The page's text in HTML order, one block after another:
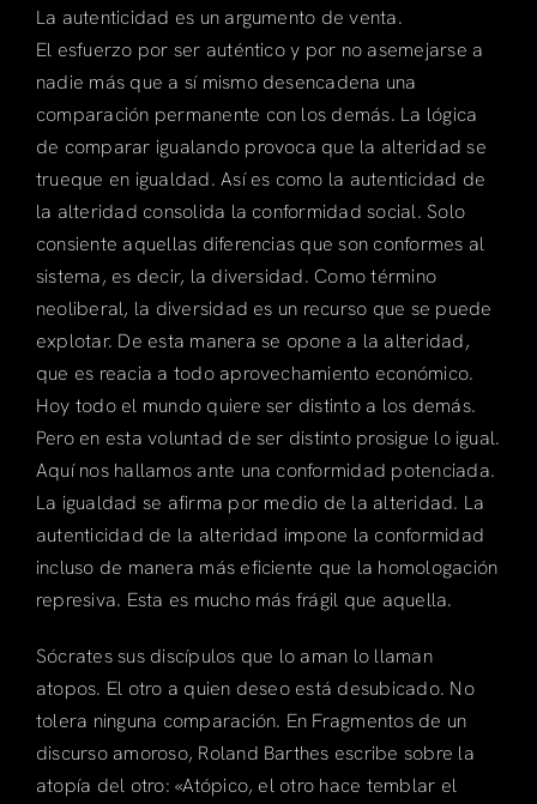
La autenticidad es un argumento de venta.
El esfuerzo por ser auténtico y por no asemejarse a
nadie más que a sí mismo desencadena una
comparación permanente con los demás. La lógica
de comparar igualando provoca que la alteridad se
trueque en igualdad. Así es como la autenticidad de
la alteridad consolida la conformidad social. Solo
consiente aquellas diferencias que son conformes al
sistema, es decir, la diversidad. Como término
neoliberal, la diversidad es un recurso que se puede
explotar. De esta manera se opone a la alteridad,
que es reacia a todo aprovechamiento económico.
Hoy todo el mundo quiere ser distinto a los demás.
Pero en esta voluntad de ser distinto prosigue lo igual.
Aquí nos hallamos ante una conformidad potenciada.
La igualdad se afirma por medio de la alteridad. La
autenticidad de la alteridad impone la conformidad
incluso de manera más eficiente que la homologación
represiva. Esta es mucho más frágil que aquella.
Sócrates sus discípulos que lo aman lo llaman
atopos. El otro a quien deseo está desubicado. No
tolera ninguna comparación. En Fragmentos de un
discurso amoroso, Roland Barthes escribe sobre la
atopía del otro: «Atópico, el otro hace temblar el